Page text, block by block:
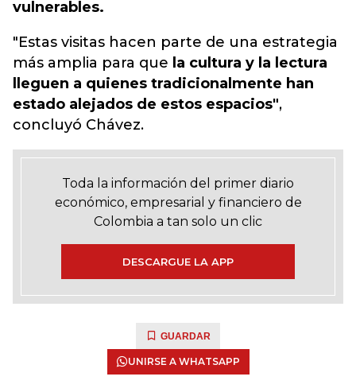
vulnerables.
"Estas visitas hacen parte de una estrategia
más amplia para que la cultura y la lectura
lleguen a quienes tradicionalmente han
estado alejados de estos espacios",
concluyó Chávez.
Toda la información del primer diario
económico, empresarial y financiero de
Colombia a tan solo un clic
DESCARGUE LA APP
GUARDAR
UNIRSE A WHATSAPP